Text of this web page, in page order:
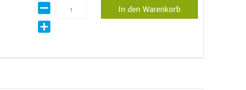
In den Warenkorb